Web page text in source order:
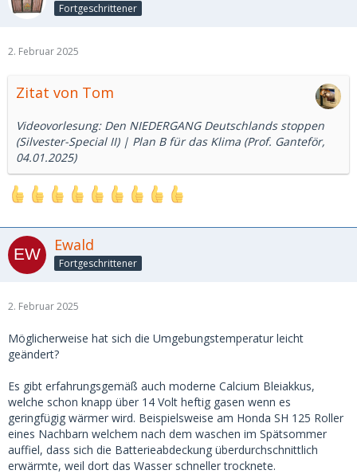
Fortgeschrittener
2. Februar 2025
Zitat von Tom
Videovorlesung: Den NIEDERGANG Deutschlands stoppen
(Silvester-Special II) | Plan B für das Klima (Prof. Ganteför,
04.01.2025)
Ewald
Fortgeschrittener
2. Februar 2025
Möglicherweise hat sich die Umgebungstemperatur leicht
geändert?
Es gibt erfahrungsgemäß auch moderne Calcium Bleiakkus,
welche schon knapp über 14 Volt heftig gasen wenn es
geringfügig wärmer wird. Beispielsweise am Honda SH 125 Roller
eines Nachbarn welchem nach dem waschen im Spätsommer
auffiel, dass sich die Batterieabdeckung überdurchschnittlich
erwärmte, weil dort das Wasser schneller trocknete.